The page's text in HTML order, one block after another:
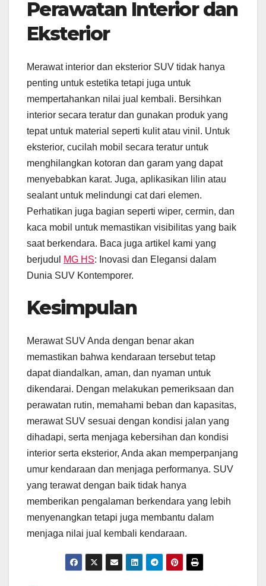
Perawatan Interior dan
Eksterior
Merawat interior dan eksterior SUV tidak hanya
penting untuk estetika tetapi juga untuk
mempertahankan nilai jual kembali. Bersihkan
interior secara teratur dan gunakan produk yang
tepat untuk material seperti kulit atau vinil. Untuk
eksterior, cucilah mobil secara teratur untuk
menghilangkan kotoran dan garam yang dapat
menyebabkan karat. Juga, aplikasikan lilin atau
sealant untuk melindungi cat dari elemen.
Perhatikan juga bagian seperti wiper, cermin, dan
kaca mobil untuk memastikan visibilitas yang baik
saat berkendara. Baca juga artikel kami yang
berjudul
MG HS: Inovasi dan Elegansi dalam
Dunia SUV Kontemporer.
Kesimpulan
Merawat SUV Anda dengan benar akan
memastikan bahwa kendaraan tersebut tetap
dapat diandalkan, aman, dan nyaman untuk
dikendarai. Dengan melakukan pemeriksaan dan
perawatan rutin, memahami beban dan kapasitas,
merawat SUV sesuai dengan kondisi jalan yang
dihadapi, serta menjaga kebersihan dan kondisi
interior serta eksterior, Anda akan memperpanjang
umur kendaraan dan menjaga performanya. SUV
yang terawat dengan baik tidak hanya
memberikan pengalaman berkendara yang lebih
menyenangkan tetapi juga membantu dalam
menjaga nilai jual kembali kendaraan.